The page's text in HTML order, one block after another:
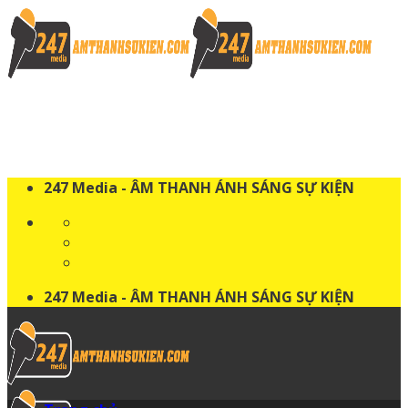
Skip
to
content
247 Media - ÂM THANH ÁNH SÁNG SỰ KIỆN
247 Media - ÂM THANH ÁNH SÁNG SỰ KIỆN